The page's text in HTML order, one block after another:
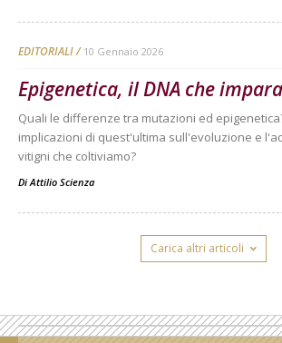
EDITORIALI 10 Gennaio 2026
Epigenetica, il DNA che impara
Quali le differenze tra mutazioni ed
implicazioni di quest'ultima sull'evoluzione e
vitigni che coltiviamo?
DiAttilio Scienza
Carica altri articoli